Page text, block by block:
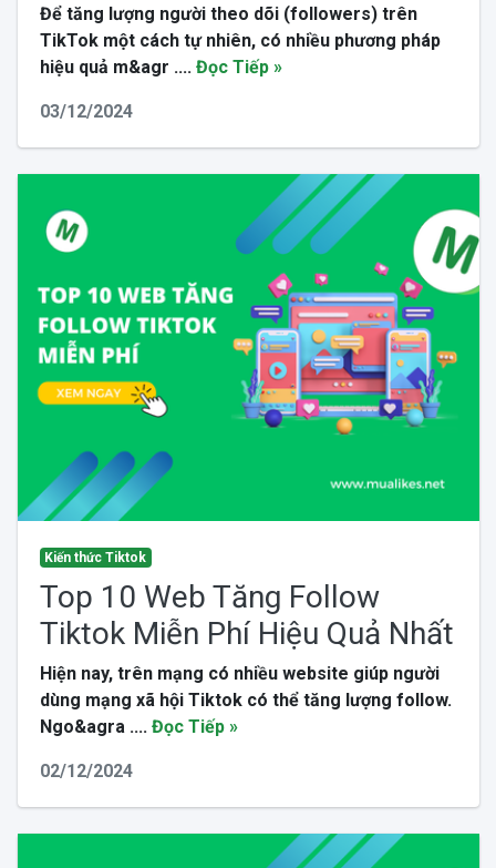
Để tăng lượng người theo dõi (followers) trên
TikTok một cách tự nhiên, có nhiều phương pháp
hiệu quả m&agr .... Đọc Tiếp »
03/12/2024
Kiến thức Tiktok
Top 10 Web Tăng Follow
Tiktok Miễn Phí Hiệu Quả Nhất
Hiện nay, trên mạng có nhiều website giúp người
dùng mạng xã hội Tiktok có thể tăng lượng follow.
Ngo&agra .... Đọc Tiếp »
02/12/2024